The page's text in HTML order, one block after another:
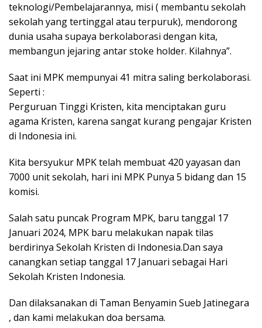
teknologi/Pembelajarannya, misi ( membantu sekolah
sekolah yang tertinggal atau terpuruk), mendorong
dunia usaha supaya berkolaborasi dengan kita,
membangun jejaring antar stoke holder. Kilahnya”.
Saat ini MPK mempunyai 41 mitra saling berkolaborasi.
Seperti :
Perguruan Tinggi Kristen, kita menciptakan guru
agama Kristen, karena sangat kurang pengajar Kristen
di Indonesia ini.
Kita bersyukur MPK telah membuat 420 yayasan dan
7000 unit sekolah, hari ini MPK Punya 5 bidang dan 15
komisi.
Salah satu puncak Program MPK, baru tanggal 17
Januari 2024, MPK baru melakukan napak tilas
berdirinya Sekolah Kristen di Indonesia.Dan saya
canangkan setiap tanggal 17 Januari sebagai Hari
Sekolah Kristen Indonesia.
Dan dilaksanakan di Taman Benyamin Sueb Jatinegara
, dan kami melakukan doa bersama.